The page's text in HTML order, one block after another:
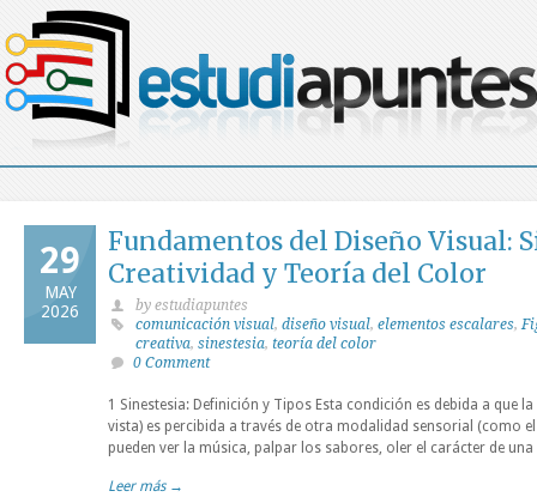
29
MAY
2026
Fundamentos del Diseño Visual:
Creatividad y Teoría del Color
by estudiapuntes
comunicación visual, diseño visual, elementos escalares,
creativa, sinestesia, teoría del color
0 Comment
1 Sinestesia: Definición y Tipos Esta condición es debida a que
vista) es percibida a través de otra modalidad sensorial (como
pueden ver la música, palpar los sabores, oler el carácter de
Leer más →